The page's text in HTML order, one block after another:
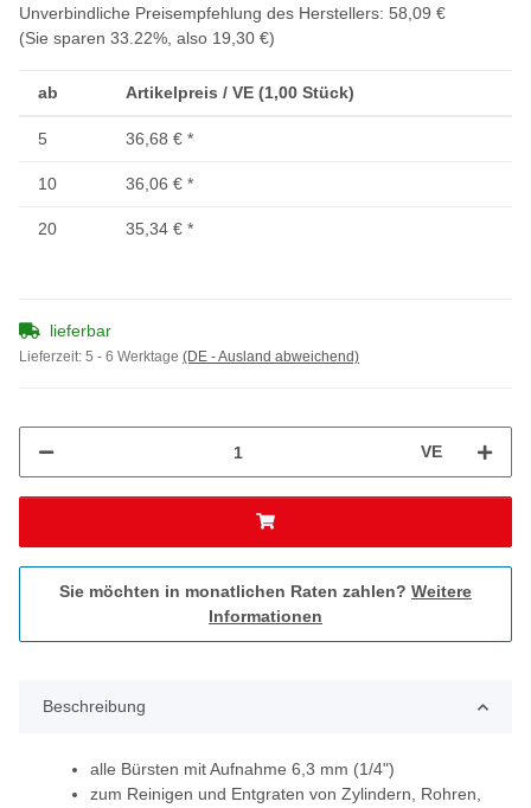
Unverbindliche Preisempfehlung des Herstellers: 58,09 €
(Sie sparen 33.22% , also 19,30 €)
ab Artikelpreis / VE (1,00 Stück)
5 36,68 € *
10 36,06 € *
20 35,34 € *
lieferbar
Lieferzeit: 5 - 6 Werktage (DE - Ausland abweichend)
VE
Sie möchten in monatlichen Raten zahlen? Weitere
Informationen
Beschreibung
alle Bürsten mit Aufnahme 6,3 mm (1/4")
zum Reinigen und Entgraten von Zylindern, Rohren,